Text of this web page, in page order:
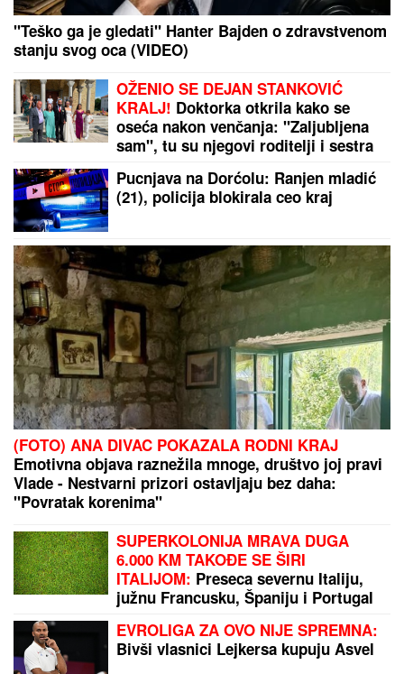
NEVIĐENONASILjE U SOPOTU: Amerikanac nasred
ulice pretukao suprugu štapom, pa pobegao od
meštana!
by Aklamator
PREPORUKA ZA VAS
izlaska iz Elite 9 i uzela sve stvari: Ovo su detalji